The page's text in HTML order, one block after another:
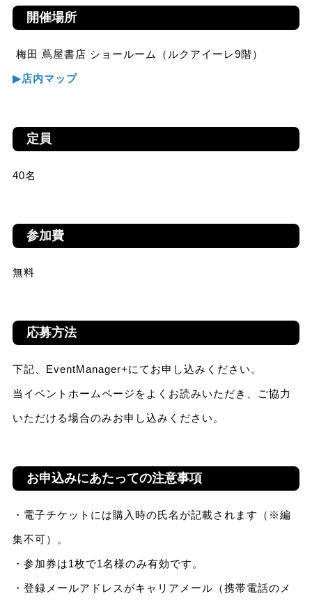
開催場所
梅田 蔦屋書店 ショールーム（ルクアイーレ9階）
▶︎店内マップ
定員
40名
参加費
無料
応募方法
下記、EventManager+にてお申し込みください。
当イベントホームページをよくお読みいただき、ご協力
いただける場合のみお申し込みください。
お申込みにあたっての注意事項
・電子チケットには購入時の氏名が記載されます（※編
集不可）。
・参加券は1枚で1名様のみ有効です。
・登録メールアドレスがキャリアメール（携帯電話のメ